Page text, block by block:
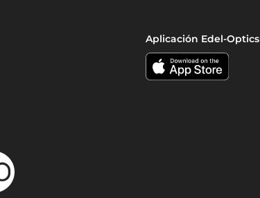
Aplicación Edel-Optics